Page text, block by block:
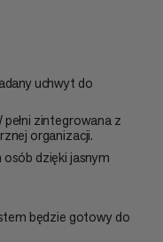
uchwyt do
zintegrowana z
organizacji.
dzięki jasnym
będzie gotowy do